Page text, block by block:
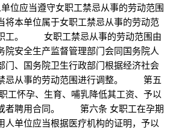
应当遵守女职工禁忌从事的劳动范围
将本单位属于女职工禁忌从事的劳动范
工。 女职工禁忌从事的劳动范围由
院安全生产监督管理部门会同国务院人
门、国务院卫生行政部门根据经济社会
忌从事的劳动范围进行调整。 第五
工怀孕、生育、哺乳降低其工资、予以
者聘用合同。 第六条 女职工在孕期
人单位应当根据医疗机构的证明，予以